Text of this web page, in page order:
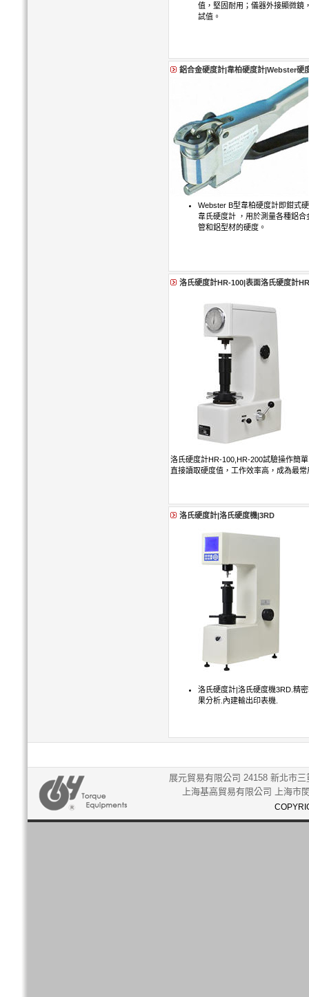
值，堅固耐用；儀器外接顯微鏡
試值。
鋁合金硬度計|韋柏硬度計|Webster硬
Webster B型韋柏硬度計即鉗式
韋氏硬度計 ，用於測量各種鋁
管和鋁型材的硬度。
洛氏硬度計HR-100|表面洛氏硬度計
洛氏硬度計HR-100,HR-200試驗操作簡
直接讀取硬度值，工作效率高，成為最
洛氏硬度計|洛氏硬度機|3RD
洛氏硬度計|洛氏硬度機3RD.精
果分析.內建輸出印表機.
展元貿易有限公司 24158 新北市
上海基高貿易有限公司 上海